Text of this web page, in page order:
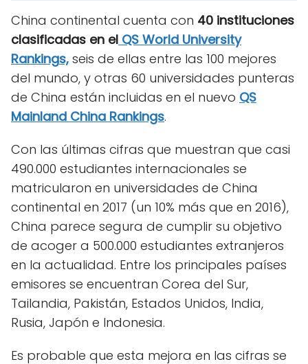
China continental cuenta con 40 instituciones
clasificadas en el QS World University
Rankings, seis de ellas entre las 100 mejores
del mundo, y otras 60 universidades punteras
de China están incluidas en el nuevo QS
Mainland China Rankings.
Con las últimas cifras que muestran que casi
490.000 estudiantes internacionales se
matricularon en universidades de China
continental en 2017 (un 10% más que en 2016),
China parece segura de cumplir su objetivo
de acoger a 500.000 estudiantes extranjeros
en la actualidad. Entre los principales países
emisores se encuentran Corea del Sur,
Tailandia, Pakistán, Estados Unidos, India,
Rusia, Japón e Indonesia.
Es probable que esta mejora en las cifras se